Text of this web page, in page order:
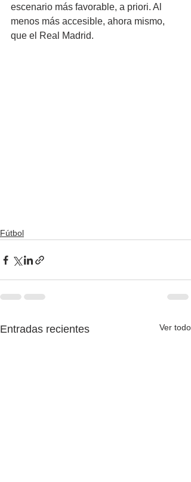
escenario más favorable, a priori. Al
menos más accesible, ahora mismo,
que el Real Madrid.
Fútbol
Entradas recientes Ver todo